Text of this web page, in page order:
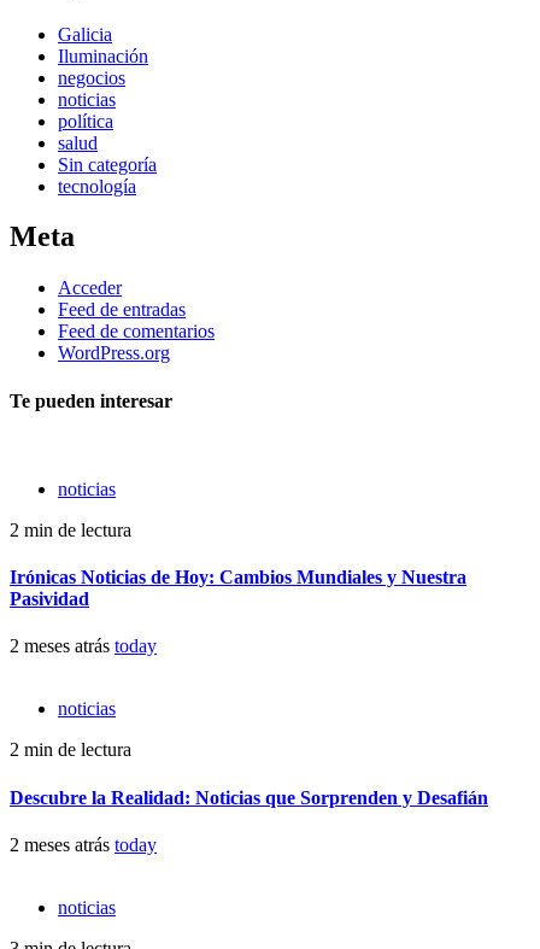
Galicia
Iluminación
negocios
noticias
política
salud
Sin categoría
tecnología
Meta
Acceder
Feed de entradas
Feed de comentarios
WordPress.org
Te pueden interesar
noticias
2 min de lectura
Irónicas Noticias de Hoy: Cambios Mundiales y Nuestra
Pasividad
2 meses atrás today
noticias
2 min de lectura
Descubre la Realidad: Noticias que Sorprenden y Desafián
2 meses atrás today
noticias